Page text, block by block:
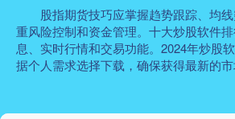
股指期货技巧应掌握趋势跟踪、均
重风险控制和资金管理。十大炒股软件
息、实时行情和交易功能。2024年炒股
据个人需求选择下载，确保获得最新的市